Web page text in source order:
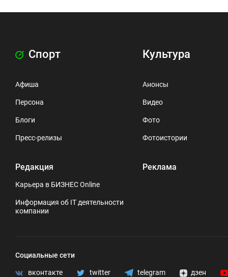
Спорт
Афиша
Персона
Блоги
Пресс-релизы
Редакция
Карьера в БИЗНЕС Online
Информация об IT деятельности
компании
Культура
Анонсы
Видео
Фото
Фотоистории
Реклама
Социальные сети
вконтакте twitter telegram дзен